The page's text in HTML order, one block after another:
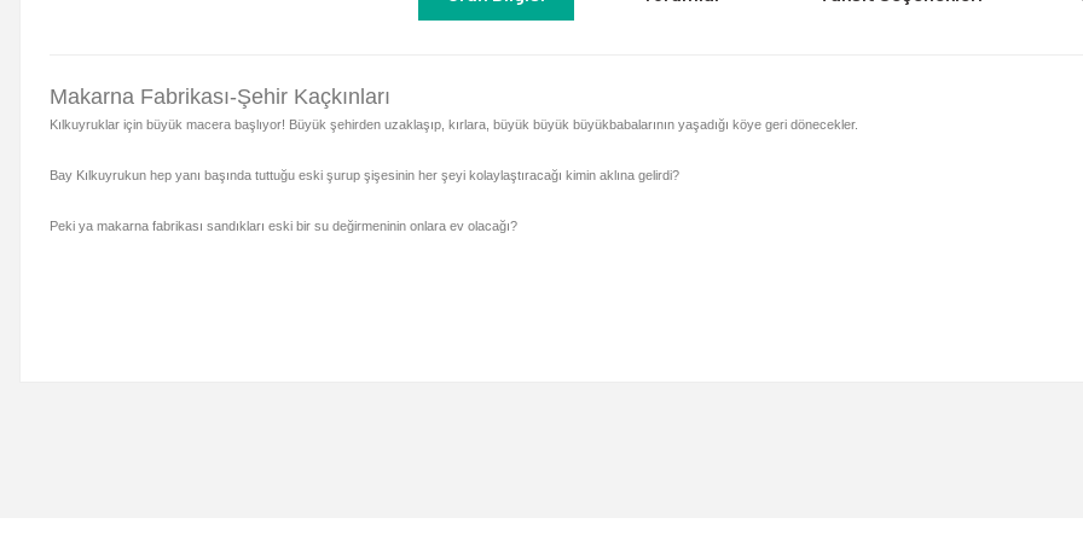
Makarna Fabrikası-Şehir Kaçkınları
Kılkuyruklar için büyük macera başlıyor! Büyük şehirden uzaklaşıp, kırlara, büyük büyük büyükbabalarının yaşadığı köye geri dönecekler.
Bay Kılkuyrukun hep yanı başında tuttuğu eski şurup şişesinin her şeyi kolaylaştıracağı kimin aklına gelirdi?
Peki ya makarna fabrikası sandıkları eski bir su değirmeninin onlara ev olacağı?